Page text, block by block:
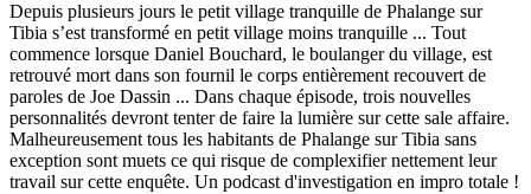
Depuis plusieurs jours le petit village tranquille de Phalange sur
Tibia s’est transformé en petit village moins tranquille ... Tout
commence lorsque Daniel Bouchard, le boulanger du village, est
retrouvé mort dans son fournil le corps entièrement recouvert de
paroles de Joe Dassin ... Dans chaque épisode, trois nouvelles
personnalités devront tenter de faire la lumière sur cette sale affaire.
Malheureusement tous les habitants de Phalange sur Tibia sans
exception sont muets ce qui risque de complexifier nettement leur
travail sur cette enquête. Un podcast d'investigation en impro totale !